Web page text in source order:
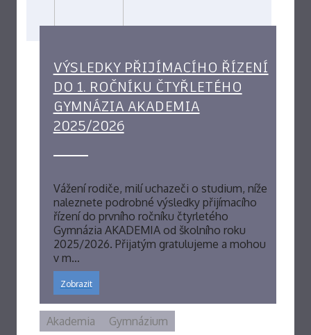
VÝSLEDKY PŘIJÍMACÍHO ŘÍZENÍ
DO 1. ROČNÍKU ČTYŘLETÉHO
GYMNÁZIA AKADEMIA
2025/2026
Vážení rodiče, milí uchazeči o studium, níže
naleznete podrobné výsledky přijímacího
řízení do prvního ročníku čtyrletého
Gymnázia AKADEMIA od školního roku
2025/2026. Přijatým gratulujeme a mohou
v m…
Zobrazit
Akademia Gymnázium